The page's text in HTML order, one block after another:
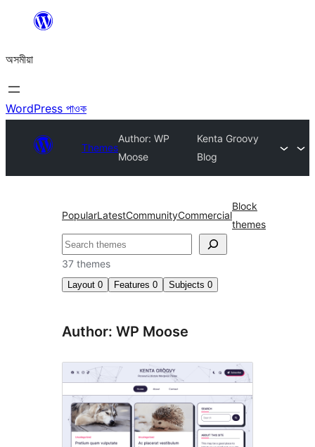
বিষয়বস্তুলৈ
যাওক
অসমীয়া
WordPress পাওক
Themes
Author: WP
Moose
Kenta Groovy
Blog
PopularLatestCommunityCommercial
Block
themes
সন্ধান
কৰক
37 themes
Layout 0 Features 0 Subjects 0
Author: WP Moose